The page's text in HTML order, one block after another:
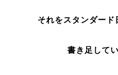
それをスタンダード
書き足して